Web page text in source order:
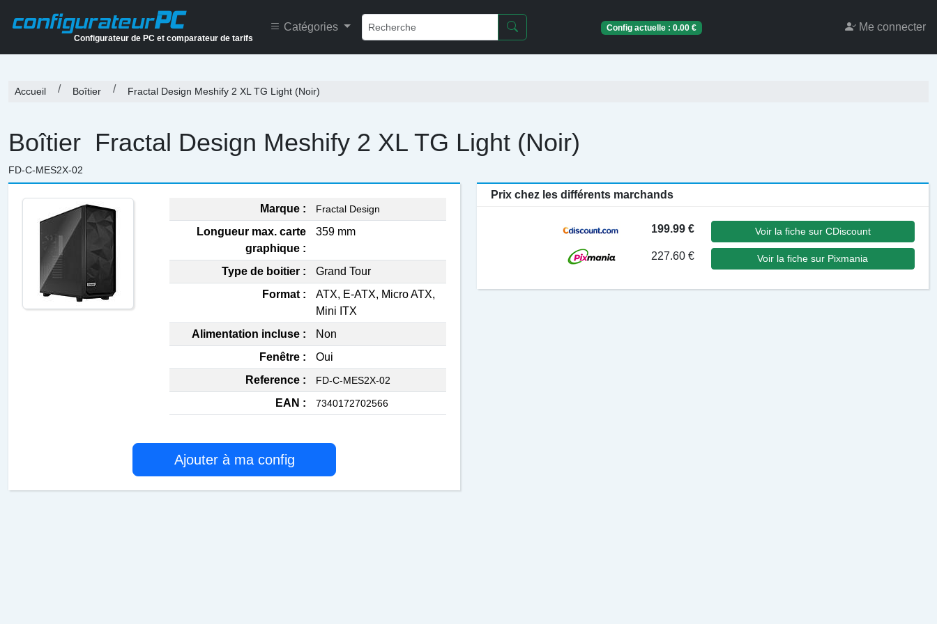
configurateurPC
Configurateur de PC et comparateur de tarifs
Catégories Config actuelle :0.00 € Me connecter
Accueil Boîtier Fractal Design Meshify 2 XL TG Light (Noir)
Boîtier Fractal Design Meshify 2 XL TG Light (Noir)
FD-C-MES2X-02
Marque : Fractal Design
Longueur max. carte
graphique :
359 mm
Type de boitier :
Grand Tour
Format :
ATX, E-ATX, Micro ATX,
Mini ITX
Alimentation incluse :
Non
Fenêtre :
Oui
Reference :
FD-C-MES2X-02
EAN : 7340172702566
Ajouter à ma config
Prix chez les différents marchands
199.99 € Voir la fiche sur CDiscount
227.60 € Voir la fiche sur Pixmania